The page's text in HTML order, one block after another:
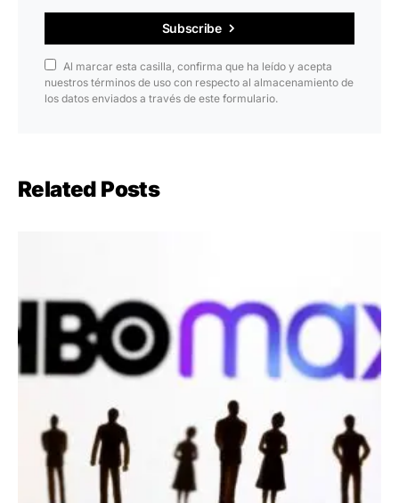
Subscribe
Al marcar esta casilla, confirma que ha leído y acepta
nuestros términos de uso con respecto al almacenamiento de
los datos enviados a través de este formulario.
Related Posts